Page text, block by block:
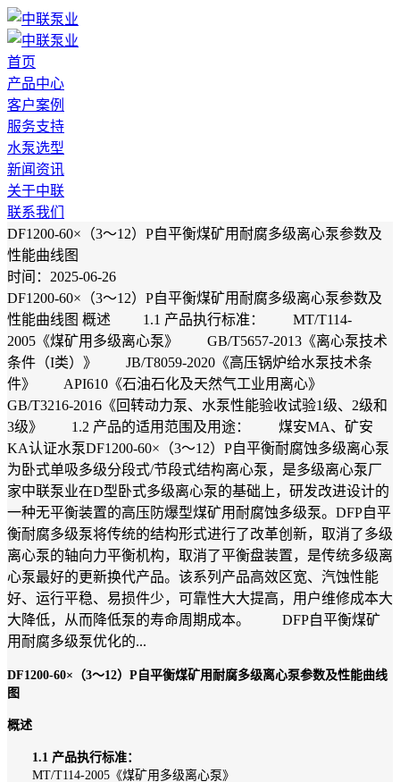
首页
产品中心
客户案例
服务支持
水泵选型
新闻资讯
关于中联
联系我们
DF1200-60×（3～12）P自平衡煤矿用耐腐多级离心泵参数及
性能曲线图
时间：2025-06-26
DF1200-60×（3～12）P自平衡煤矿用耐腐多级离心泵参数及
性能曲线图 概述 1.1 产品执行标准： MT/T114-
2005《煤矿用多级离心泵》 GB/T5657-2013《离心泵技术
条件（I类）》 JB/T8059-2020《高压锅炉给水泵技术条
件》 API610《石油石化及天然气工业用离心》
GB/T3216-2016《回转动力泵、水泵性能验收试验1级、2级和
3级》 1.2 产品的适用范围及用途： 煤安MA、矿安
KA认证水泵DF1200-60×（3～12）P自平衡耐腐蚀多级离心泵
为卧式单吸多级分段式/节段式结构离心泵，是多级离心泵厂
家中联泵业在D型卧式多级离心泵的基础上，研发改进设计的
一种无平衡装置的高压防爆型煤矿用耐腐蚀多级泵。DFP自平
衡耐腐多级泵将传统的结构形式进行了改革创新，取消了多级
离心泵的轴向力平衡机构，取消了平衡盘装置，是传统多级离
心泵最好的更新换代产品。该系列产品高效区宽、汽蚀性能
好、运行平稳、易损件少，可靠性大大提高，用户维修成本大
大降低，从而降低泵的寿命周期成本。 DFP自平衡煤矿
用耐腐多级泵优化的...
DF1200-60×（3～12）P自平衡煤矿用耐腐多级离心泵参数及性能曲线
图
概述
1.1 产品执行标准：
MT/T114-2005《煤矿用多级离心泵》